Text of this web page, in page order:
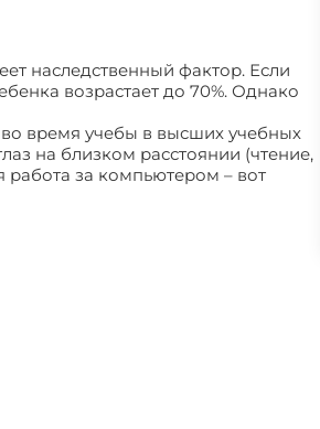
наследственный фактор. Если
возрастает до 70%. Однако
время учебы в высших учебных
на близком расстоянии (чтение,
работа за компьютером – вот